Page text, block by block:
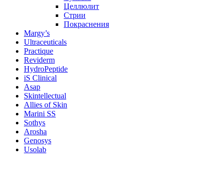
Целлюлит
Стрии
Покраснения
Margy’s
Ultraceuticals
Practique
Reviderm
HydroPeptide
iS Clinical
Asap
Skintellectual
Allies of Skin
Marini SS
Sothys
Arosha
Genosys
Usolab